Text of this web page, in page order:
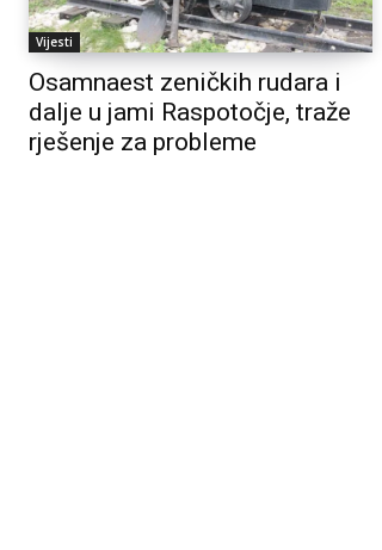
Vijesti
Osamnaest zeničkih rudara i
dalje u jami Raspotočje, traže
rješenje za probleme